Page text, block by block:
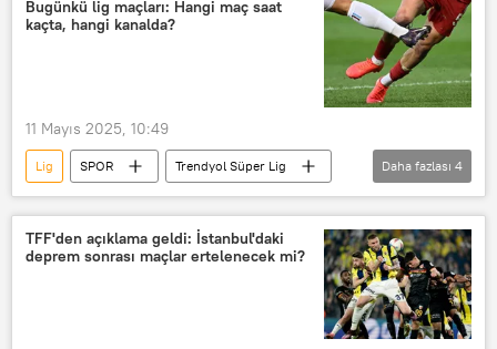
Maç
tarihi maç
Diyarbakır Valiliği
Bugünkü lig maçları: Hangi maç saat
kaçta, hangi kanalda?
11 Mayıs 2025, 10:49
Lig SPOR
Trendyol Süper Lig
Süper Lig
Futbol
TFF 1. Lig
Premier Lig
Daha fazlası 4
TFF'den açıklama geldi: İstanbul'daki
deprem sonrası maçlar ertelenecek mi?